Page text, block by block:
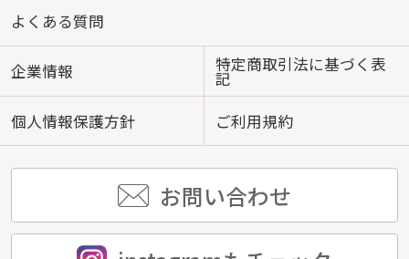
よくある質問
企業情報 特定商取引法に基づく表
記
個人情報保護方針
ご利用規約
お問い合わせ